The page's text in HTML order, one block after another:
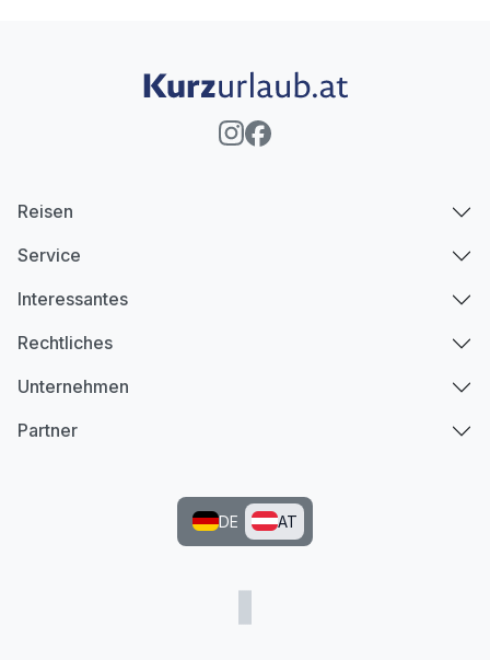
Reisen
Service
Interessantes
Rechtliches
Unternehmen
Partner
DE AT